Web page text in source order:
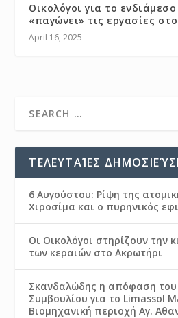
Οικολόγοι για το
«παγώνει» τις εργασίες
April 16, 2025
ΤΕΛΕΥΤΑΊΕΣ
6 Αυγούστου: Ρίψη της
Χιροσίμα και ο πυρηνικός
Οι Οικολόγοι στηρίζουν την
των κεραιών στο Ακρωτήρι
Σκανδαλώδης η απόφαση του
Συμβουλίου για το Limassol
Βιομηχανική περιοχή Αγ.